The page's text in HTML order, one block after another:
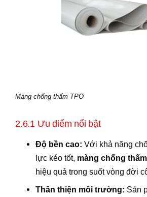
Màng chống thấm TPO
2.6.1 Ưu điểm nổi bật
Độ bền cao: Với khả năng
lực kéo tốt, màng chống
hiệu quả trong suốt vòng đời
Thân thiện môi trường: Sản